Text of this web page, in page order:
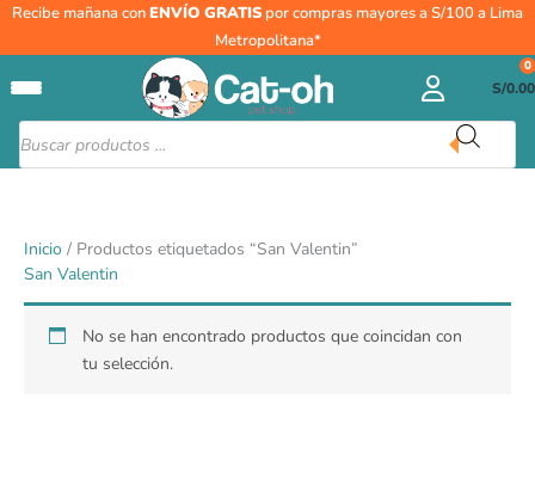
Recibe mañana conENVÍO GRATIS por compras mayores a S/100 a Lima
Metropolitana*
Búsqueda
de
productos
S/0.00
0
Inicio / Productos etiquetados “San Valentin”
San Valentin
No se han encontrado productos que coincidan con
tu selección.